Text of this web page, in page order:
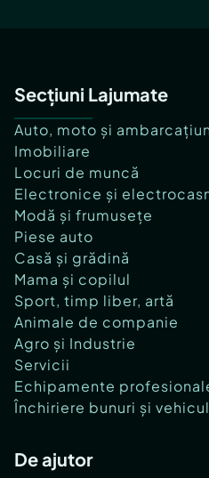
Secțiuni Lajumate
Auto, moto și
Imobiliare
Locuri de muncă
Electronice și
Modă și frumusețe
Piese auto
Casă și grădină
Mama și copilul
Sport, timp liber, artă
Animale de companie
Agro și Industrie
Servicii
Echipamente
Închiriere bunuri și
De ajutor